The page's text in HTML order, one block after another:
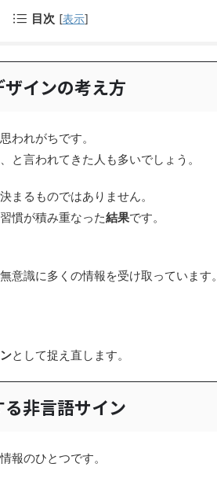
目次 [表示]
インの考え方
われがちです。
と言われてきた人も多いでしょう。
まるものではありません。
慣が積み重なった結果です。
意識に多くの情報を受け取っています。
として捉え直します。
非言語サイン
報のひとつです。